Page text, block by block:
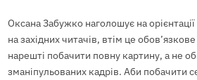
Оксана Забужко наголошує на
на західних читачів, втім це
нарешті побачити повну картину, а не
зманіпульованих кадрів. Аби побачити